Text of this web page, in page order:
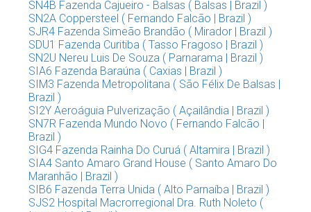
SN4B Fazenda Cajueiro - Balsas ( Balsas | Brazil )
SN2A Coppersteel ( Fernando Falcão | Brazil )
SJR4 Fazenda Simeão Brandão ( Mirador | Brazil )
SDU1 Fazenda Curitiba ( Tasso Fragoso | Brazil )
SN2U Nereu Luis De Souza ( Parnarama | Brazil )
SIA6 Fazenda Baraúna ( Caxias | Brazil )
SIM3 Fazenda Metropolitana ( São Félix De Balsas |
Brazil )
SI2Y Aeroáguia Pulverização ( Açailândia | Brazil )
SN7R Fazenda Mundo Novo ( Fernando Falcão |
Brazil )
SIG4 Fazenda Rainha Do Curuá ( Altamira | Brazil )
SIA4 Santo Amaro Grand House ( Santo Amaro Do
Maranhão | Brazil )
SIB6 Fazenda Terra Unida ( Alto Parnaíba | Brazil )
SJS2 Hospital Macrorregional Dra. Ruth Noleto (